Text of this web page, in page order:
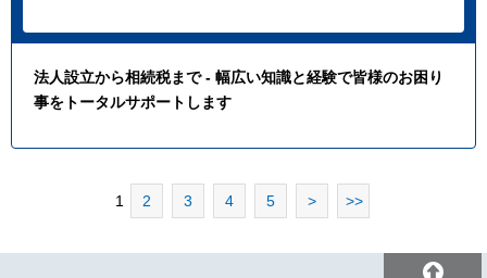
法人設立から相続税まで - 幅広い知識と経験で皆様のお困り
事をトータルサポートします
1 2 3 4 5 > >>